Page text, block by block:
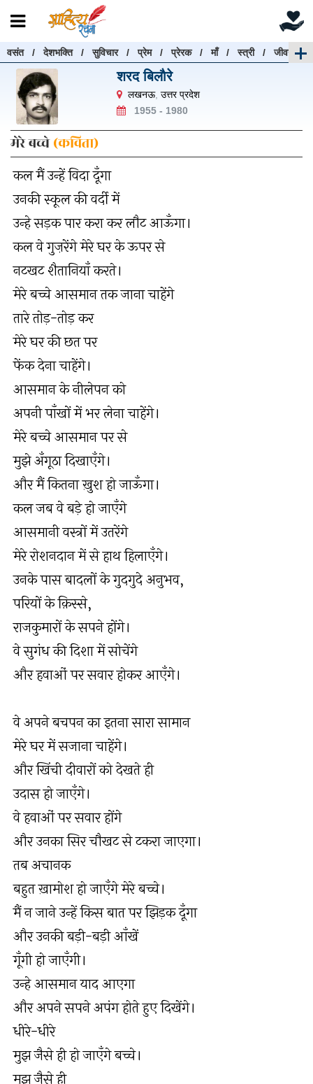
वसंत/देशभक्ति/सुविचार/प्रेम/प्रेरक/माँ/स्त्री/जीवन
शरद बिलाैरे
लखनऊ, उत्तर प्रदेश
1955 - 1980
मेरे बच्चे(कविता)
कल मैं उन्हें विदा दूँगा
उनकी स्कूल की वर्दी में
उन्हे सड़क पार करा कर लौट आऊँगा।
कल वे गुज़रेंगे मेरे घर के ऊपर से
नटखट शैतानियाँ करते।
मेरे बच्चे आसमान तक जाना चाहेंगे
तारे तोड़-तोड़ कर
मेरे घर की छत पर
फेंक देना चाहेंगे।
आसमान के नीलेपन को
अपनी पाँखों में भर लेना चाहेंगे।
मेरे बच्चे आसमान पर से
मुझे अँगूठा दिखाएँगे।
और मैं कितना ख़ुश हो जाऊँगा।
कल जब वे बड़े हो जाएँगे
आसमानी वस्त्रों में उतरेंगे
मेरे रोशनदान में से हाथ हिलाएँगे।
उनके पास बादलों के गुदगुदे अनुभव,
परियों के क़िस्से,
राजकुमारों के सपने होंगे।
वे सुगंध की दिशा में सोचेंगे
और हवाओं पर सवार होकर आएँगे।
वे अपने बचपन का इतना सारा सामान
मेरे घर में सजाना चाहेंगे।
और खिंची दीवारों को देखते ही
उदास हो जाएँगे।
वे हवाओं पर सवार होंगे
और उनका सिर चौखट से टकरा जाएगा।
तब अचानक
बहुत ख़ामोश हो जाएँगे मेरे बच्चे।
मैं न जाने उन्हें किस बात पर झिड़क दूँगा
और उनकी बड़ी-बड़ी आँखें
गूँगी हो जाएँगी।
उन्हे आसमान याद आएगा
और अपने सपने अपंग होते हुए दिखेंगे।
धीरे-धीरे
मुझ जैसे ही हो जाएँगे बच्चे।
मुझ जैसे ही
रचनाएँ खोजें
रचनाएँ खोजने के लिए नीचे दी गई बॉक्स में हिन्दी में लिखें और
"खोजें" बटन पर क्लिक करें